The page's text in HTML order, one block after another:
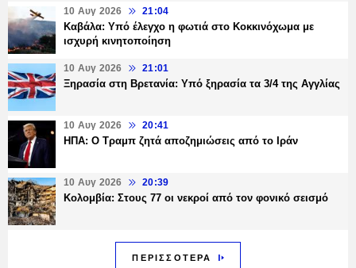
10 Αυγ 2026 21:04
Καβάλα: Υπό έλεγχο η φωτιά στο Κοκκινόχωμα με
ισχυρή κινητοποίηση
10 Αυγ 2026 21:01
Ξηρασία στη Βρετανία: Υπό ξηρασία τα 3/4 της Αγγλίας
10 Αυγ 2026 20:41
ΗΠΑ: Ο Τραμπ ζητά αποζημιώσεις από το Ιράν
10 Αυγ 2026 20:39
Κολομβία: Στους 77 οι νεκροί από τον φονικό σεισμό
ΠΕΡΙΣΣΟΤΕΡΑ